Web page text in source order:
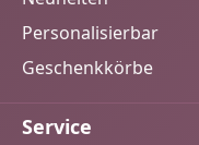
Personalisierbar
Geschenkkörbe
Service